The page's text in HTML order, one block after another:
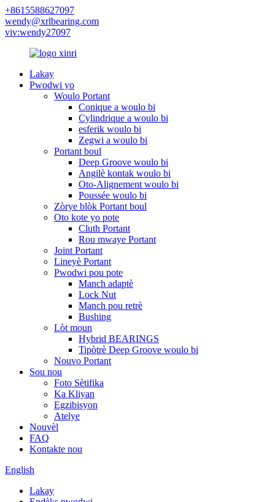
+8615588627097
wendy@xrlbearing.com
viv:wendy27097
Lakay
Pwodwi yo
Woulo Portant
Conique a woulo bi
Cylindrique a woulo bi
esferik woulo bi
Zegwi a woulo bi
Portant boul
Deep Groove woulo bi
Angilè kontak woulo bi
Oto-Alignement woulo bi
Poussée woulo bi
Zòrye blòk Portant boul
Oto kote yo pote
Cluth Portant
Rou mwaye Portant
Joint Portant
Lineyè Portant
Pwodwi pou pote
Manch adaptè
Lock Nut
Manch pou retrè
Bushing
Lòt moun
Hybrid BEARINGS
Tipòtrè Deep Groove woulo bi
Nouvo Portant
Sou nou
Foto Sètifika
Ka Kliyan
Egzibisyon
Atelye
Nouvèl
FAQ
Kontakte nou
English
Lakay